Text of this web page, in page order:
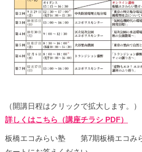
（開講日程はクリックで拡大します。）
詳しくはこちら（講座チラシ PDF）
板橋エコみらい塾 第7期板橋エコみ